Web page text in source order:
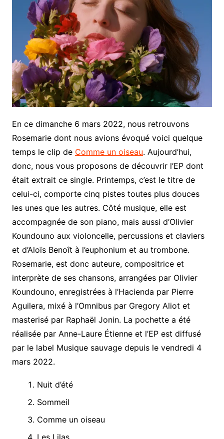
En ce dimanche 6 mars 2022, nous retrouvons
Rosemarie dont nous avions évoqué voici quelque
temps le clip de Comme un oiseau. Aujourd’hui,
donc, nous vous proposons de découvrir l’EP dont
était extrait ce single. Printemps, c’est le titre de
celui-ci, comporte cinq pistes toutes plus douces
les unes que les autres. Côté musique, elle est
accompagnée de son piano, mais aussi d’Olivier
Koundouno aux violoncelle, percussions et claviers
et d’Aloïs Benoît à l’euphonium et au trombone.
Rosemarie, est donc auteure, compositrice et
interprète de ses chansons, arrangées par Olivier
Koundouno, enregistrées à l’Hacienda par Pierre
Aguilera, mixé à l’Omnibus par Gregory Aliot et
masterisé par Raphaël Jonin. La pochette a été
réalisée par Anne-Laure Étienne et l’EP est diffusé
par le label Musique sauvage depuis le vendredi 4
mars 2022.
Nuit d’été
Sommeil
Comme un oiseau